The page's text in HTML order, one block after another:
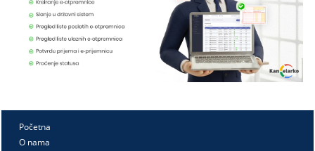
Početna
O nama